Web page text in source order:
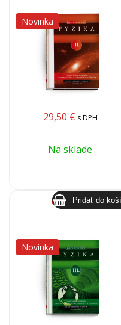
Novinka
29,50 € s DPH
Na sklade
Fyzika III.
Novinka